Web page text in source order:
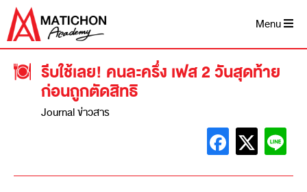
Menu
รีบใช้เลย! คนละครึ่ง เฟส 2 วันสุดท้าย
ก่อนถูกตัดสิทธิ
Journal ข่าวสาร